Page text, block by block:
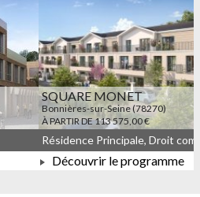
SQUARE MONET
Bonnières-sur-Seine (78270)
À PARTIR DE 113 575,00 €
Découvrir le programme